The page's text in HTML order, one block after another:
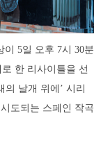
5일 오후 7시 30분
한 리사이틀을 선
날개 위에’ 시리
도되는 스페인 작곡